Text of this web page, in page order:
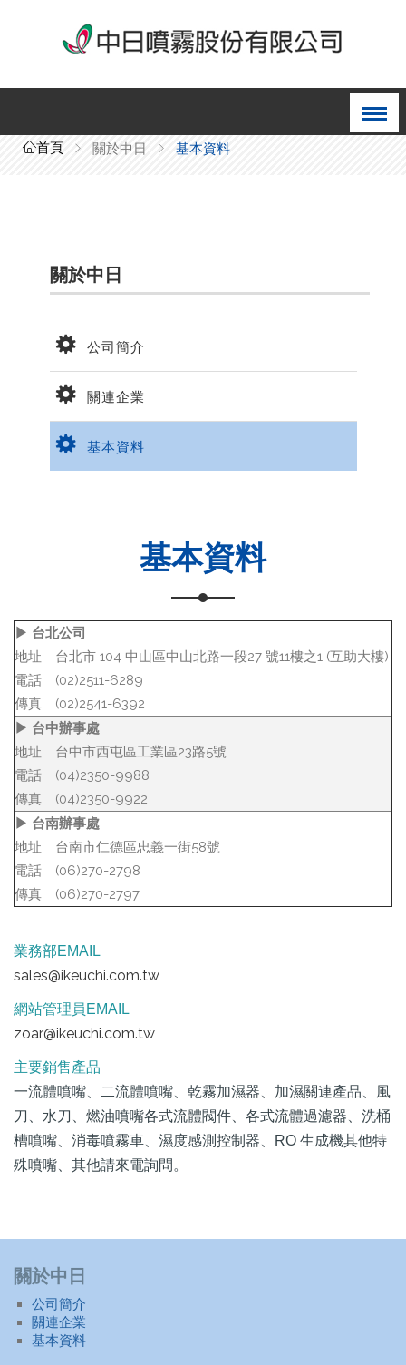
首頁 關於中日 基本資料
關於中日
公司簡介
關連企業
基本資料
基本資料
▶ 台北公司
地址 台北市 104 中山區中山北路一段27 號11樓之1 (互助大樓)
電話 (02)2511-6289
傳真 (02)2541-6392
▶ 台中辦事處
地址 台中市西屯區工業區23路5號
電話 (04)2350-9988
傳真 (04)2350-9922
▶ 台南辦事處
地址 台南市仁德區忠義一街58號
電話 (06)270-2798
傳真 (06)270-2797
業務部EMAIL
sales@ikeuchi.com.tw
網站管理員EMAIL
zoar@ikeuchi.com.tw
主要銷售產品
一流體噴嘴、二流體噴嘴、乾霧加濕器、加濕關連產品、風
刀、水刀、燃油噴嘴各式流體閥件、各式流體過濾器、洗桶
槽噴嘴、消毒噴霧車、濕度感測控制器、RO 生成機其他特
殊噴嘴、其他請來電詢問。
關於中日
公司簡介
關連企業
基本資料